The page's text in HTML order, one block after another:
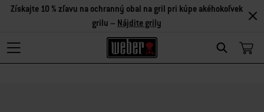
Search
Získajte 10 % zľavu na ochranný obal na gril pri kúpe akéhokoľvek
grilu – Nájdite grily